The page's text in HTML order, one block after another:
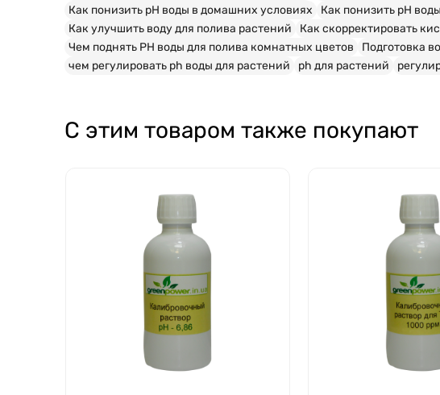
Как понизить pH воды в домашних условиях
Как понизить pH
Как улучшить воду для полива растений
Как скорректировать
Чем поднять PH воды для полива комнатных цветов
Подготовка
чем регулировать ph воды для растений
ph для растений
С этим товаром также покупают